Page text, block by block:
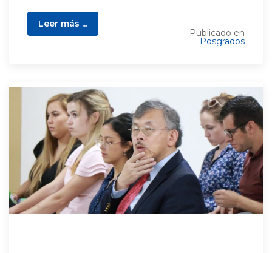
Leer más ...
Publicado en
Posgrados